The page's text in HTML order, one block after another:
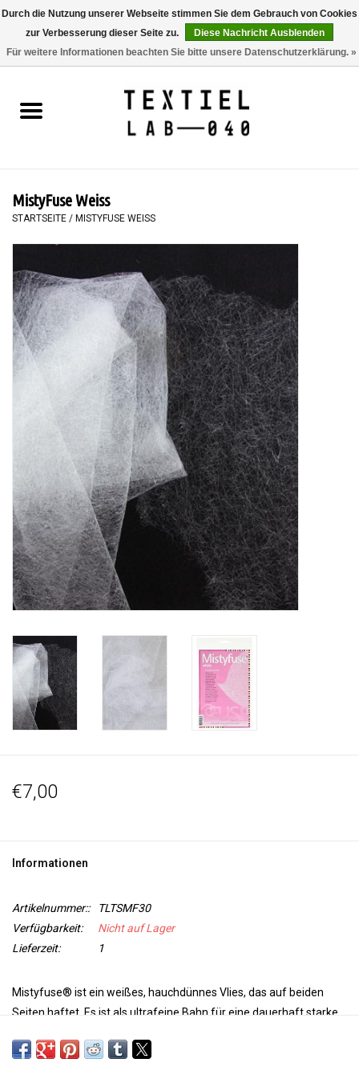
0 Artikel - €0,00
BÜCHER
MALEN
WORKSHOPS
SPECIALS
MistyFuse Weiss
STARTSEITE / MISTYFUSE WEISS
€7,00
Informationen
Artikelnummer::
TLTSMF30
Verfügbarkeit:
Nicht auf Lager
Lieferzeit:
1
Mistyfuse® ist ein weißes, hauchdünnes Vlies, das auf beiden
Seiten haftet. Es ist als ultrafeine Bahn für eine dauerhaft starke
Sichern von Anwendungen ohne Nadel und Faden. Mistyfuse®
Durch die Nutzung unserer Webseite stimmen Sie dem Gebrauch von Cookies
zur Verbesserung dieser Seite zu.
Diese Nachricht Ausblenden
Für weitere Informationen beachten Sie bitte unsere Datenschutzerklärung. »